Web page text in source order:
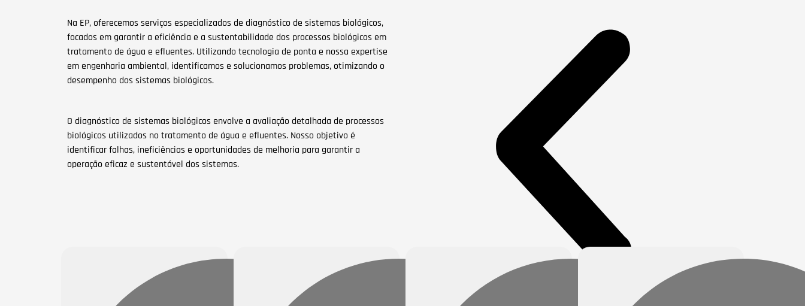
Na EP, oferecemos serviços especializados de diagnóstico de sistemas biológicos,
focados em garantir a eficiência e a sustentabilidade dos processos biológicos em
tratamento de água e efluentes. Utilizando tecnologia de ponta e nossa expertise
em engenharia ambiental, identificamos e solucionamos problemas, otimizando o
desempenho dos sistemas biológicos.
O diagnóstico de sistemas biológicos envolve a avaliação detalhada de processos
biológicos utilizados no tratamento de água e efluentes. Nosso objetivo é
identificar falhas, ineficiências e oportunidades de melhoria para garantir a
operação eficaz e sustentável dos sistemas.